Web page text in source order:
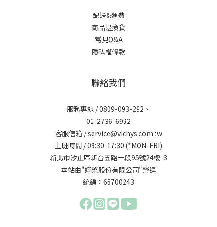
配送&運費
商品退換貨
常見Q&A
隱私權條款
聯絡我們
服務專線 / 0809-093-292、
02-2736-6992
客服信箱 / service@vichys.com.tw
上班時間 / 09:30-17:30 (*MON-FRI)
新北市汐止區新台五路一段95號24樓-3
本站由"翊棨股份有限公司"營運
統編：66700243